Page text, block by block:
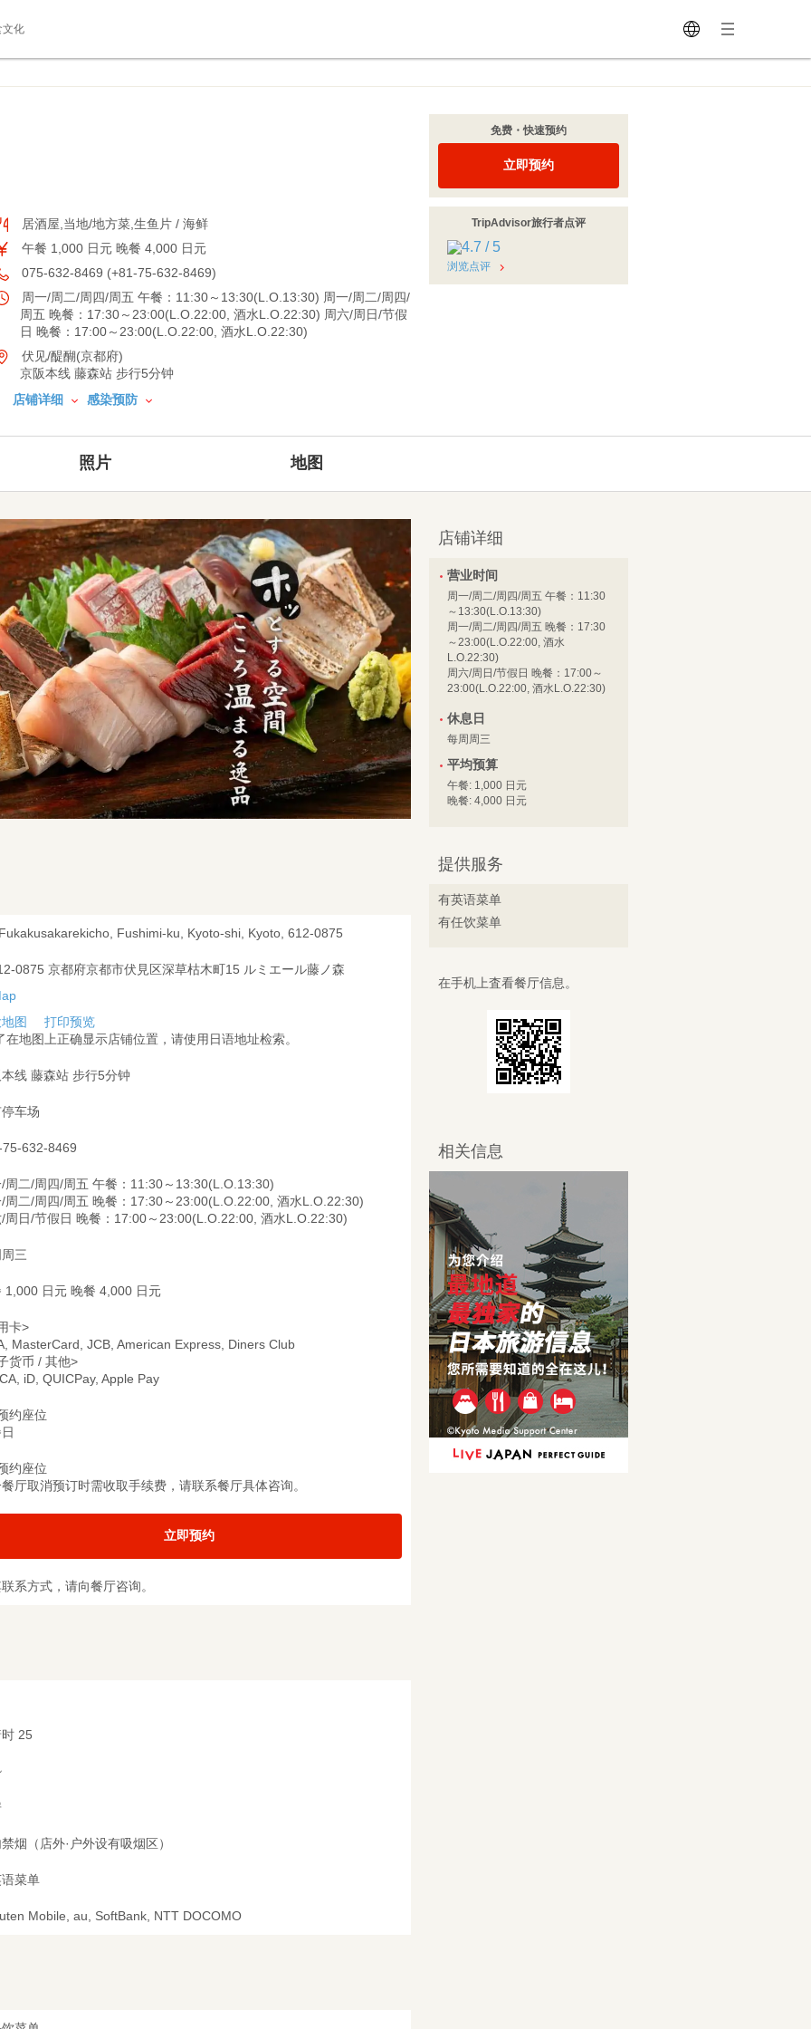
文化
居酒屋,当地/地方菜,生鱼片 / 海鲜
午餐 1,000 日元 晚餐 4,000 日元
075-632-8469 (+81-75-632-8469)
周一/周二/周四/周五 午餐：11:30～13:30(L.O.13:30) 周一/周二/周四/
周五 晚餐：17:30～23:00(L.O.22:00, 酒水L.O.22:30) 周六/周日/节假
日 晚餐：17:00～23:00(L.O.22:00, 酒水L.O.22:30)
伏见/醍醐(京都府)
京阪本线 藤森站 步行5分钟
店铺详细
感染预防
免费・快速预约
立即预约
TripAdvisor旅行者点评
浏览点评
照片 地图
Fushimi-ku, Kyoto-shi, Kyoto, 612-0875
0875 京都府京都市伏見区深草枯木町15 ルミエール藤ノ森
图
打印预览
在地图上正确显示店铺位置，请使用日语地址检索。
线 藤森站 步行5分钟
车场
75-632-8469
周二/周四/周五 午餐：11:30～13:30(L.O.13:30)
周二/周四/周五 晚餐：17:30～23:00(L.O.22:00, 酒水L.O.22:30)
周日/节假日 晚餐：17:00～23:00(L.O.22:00, 酒水L.O.22:30)
三
1,000 日元 晚餐 4,000 日元
卡>
MasterCard, JCB, American Express, Diners Club
货币 / 其他>
iD, QUICPay, Apple Pay
约座位
约座位
厅取消预订时需收取手续费，请联系餐厅具体咨询。
立即预约
系方式，请向餐厅咨询。
25
烟（店外·户外设有吸烟区）
菜单
Mobile, au, SoftBank, NTT DOCOMO
店铺详细
营业时间
周一/周二/周四/周五 午餐：11:30
～13:30(L.O.13:30)
周一/周二/周四/周五 晚餐：17:30
～23:00(L.O.22:00, 酒水
L.O.22:30)
周六/周日/节假日 晚餐：17:00～
23:00(L.O.22:00, 酒水L.O.22:30)
休息日
每周周三
平均预算
午餐: 1,000 日元
晚餐: 4,000 日元
提供服务
有英语菜单
有任饮菜单
在手机上査看餐厅信息。
相关信息